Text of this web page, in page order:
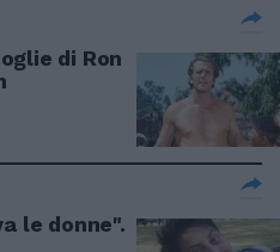
di Ron
le donne".